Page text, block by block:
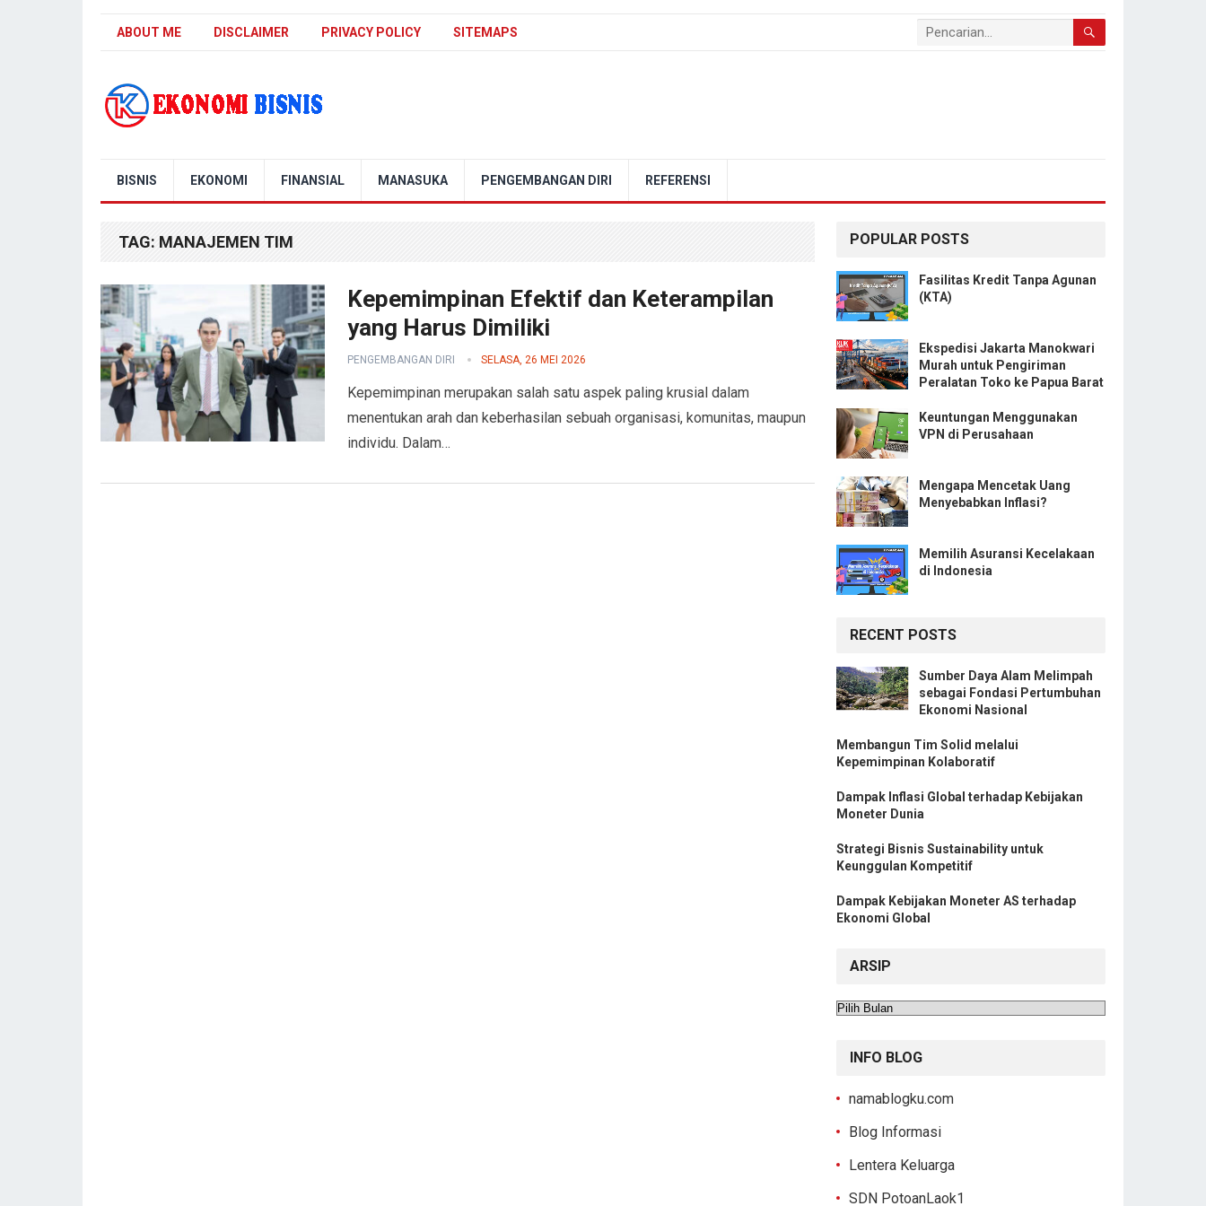
ABOUT ME DISCLAIMER PRIVACY POLICY SITEMAPS
BISNIS EKONOMI FINANSIAL MANASUKA PENGEMBANGAN DIRI REFERENSI
TAG: MANAJEMEN TIM
Kepemimpinan Efektif dan Keterampilan
yang Harus Dimiliki
PENGEMBANGAN DIRI SELASA, 26 MEI 2026
Kepemimpinan merupakan salah satu aspek paling krusial dalam
menentukan arah dan keberhasilan sebuah organisasi, komunitas, maupun
individu. Dalam…
POPULAR POSTS
Fasilitas Kredit Tanpa Agunan
(KTA)
Ekspedisi Jakarta Manokwari
Murah untuk Pengiriman
Peralatan Toko ke Papua Barat
Keuntungan Menggunakan
VPN di Perusahaan
Mengapa Mencetak Uang
Menyebabkan Inflasi?
Memilih Asuransi Kecelakaan
di Indonesia
RECENT POSTS
Sumber Daya Alam Melimpah
sebagai Fondasi Pertumbuhan
Ekonomi Nasional
Membangun Tim Solid melalui
Kepemimpinan Kolaboratif
Dampak Inflasi Global terhadap Kebijakan
Moneter Dunia
Strategi Bisnis Sustainability untuk
Keunggulan Kompetitif
Dampak Kebijakan Moneter AS terhadap
Ekonomi Global
ARSIP
Arsip
INFO BLOG
namablogku.com
Blog Informasi
Lentera Keluarga
SDN PotoanLaok1